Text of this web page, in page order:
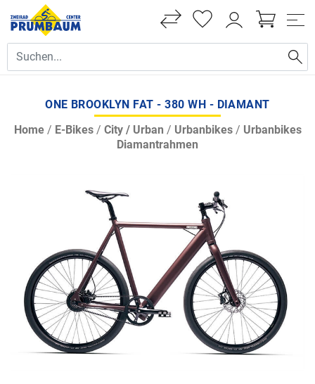
ONE BROOKLYN FAT - 380 WH - DIAMANT
Home/ E-Bikes/ City / Urban / Urbanbikes/ Urbanbikes
Diamantrahmen